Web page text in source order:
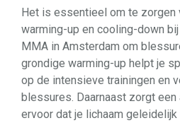
Het is essentieel om te zorgen
warming-up en cooling-down
MMA in Amsterdam om
grondige warming-up helpt je
op de intensieve trainingen en
blessures. Daarnaast zorgt
ervoor dat je lichaam geleidelijk